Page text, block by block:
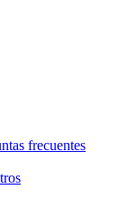
frecuentes